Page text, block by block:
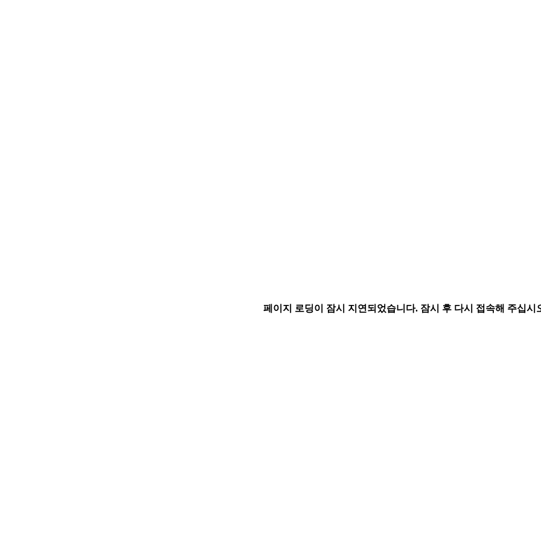
페이지 로딩이 잠시 지연되었습니다. 잠시 후 다시 접속해 주십시